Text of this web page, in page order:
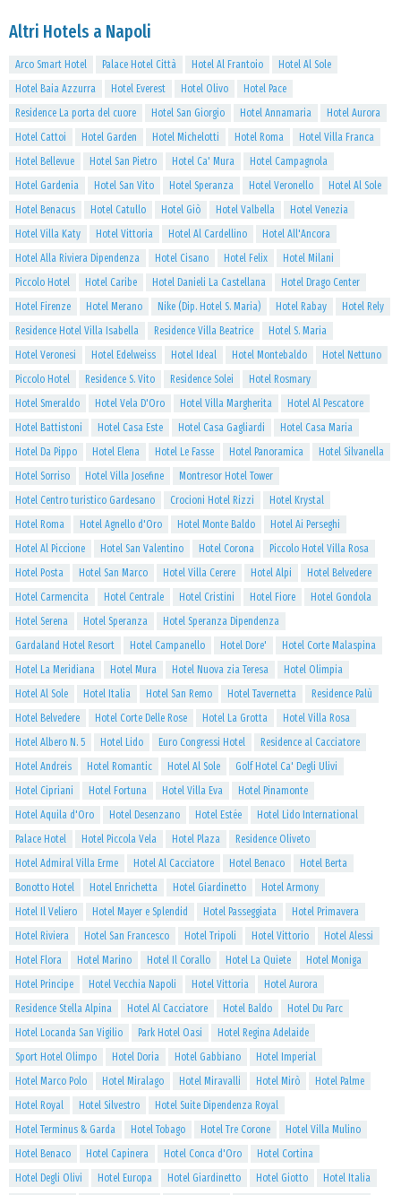
Altri Hotels a Napoli
Arco Smart Hotel Palace Hotel Città Hotel Al Frantoio
Hotel Al Sole
Hotel Baia Azzurra
Hotel Everest Hotel Olivo
Hotel Pace
Residence La porta del cuore
Hotel San Giorgio Hotel Annamaria
Hotel Aurora
Hotel Cattoi
Hotel Garden Hotel Michelotti Hotel Roma
Hotel Villa Franca
Hotel Bellevue
Hotel San Pietro Hotel Ca' Mura
Hotel Campagnola
Hotel Gardenia
Hotel San Vito Hotel Speranza Hotel Veronello
Hotel Al Sole
Hotel Benacus
Hotel Catullo Hotel Giò Hotel Valbella
Hotel Venezia
Hotel Villa Katy
Hotel Vittoria Hotel Al Cardellino
Hotel All'Ancora
Hotel Alla Riviera Dipendenza
Hotel Cisano Hotel Felix
Hotel Milani
Piccolo Hotel
Hotel Caribe Hotel Danieli La Castellana
Hotel Drago Center
Hotel Firenze
Hotel Merano Nike (Dip. Hotel S. Maria) Hotel Rabay
Hotel Rely
Residence Hotel Villa Isabella
Residence Villa Beatrice
Hotel S. Maria
Hotel Veronesi
Hotel Edelweiss Hotel Ideal Hotel Montebaldo
Hotel Nettuno
Piccolo Hotel
Residence S. Vito Residence Solei
Hotel Rosmary
Hotel Smeraldo
Hotel Vela D'Oro Hotel Villa Margherita
Hotel Al Pescatore
Hotel Battistoni
Hotel Casa Este Hotel Casa Gagliardi
Hotel Casa Maria
Hotel Da Pippo
Hotel Elena Hotel Le Fasse Hotel Panoramica
Hotel Silvanella
Hotel Sorriso
Hotel Villa Josefine
Montresor Hotel Tower
Hotel Centro turistico Gardesano
Crocioni Hotel Rizzi
Hotel Krystal
Hotel Roma
Hotel Agnello d'Oro Hotel Monte Baldo
Hotel Ai Perseghi
Hotel Al Piccione
Hotel San Valentino Hotel Corona
Piccolo Hotel Villa Rosa
Hotel Posta
Hotel San Marco Hotel Villa Cerere Hotel Alpi
Hotel Belvedere
Hotel Carmencita
Hotel Centrale Hotel Cristini Hotel Fiore
Hotel Gondola
Hotel Serena
Hotel Speranza
Hotel Speranza Dipendenza
Gardaland Hotel Resort
Hotel Campanello Hotel Dore'
Hotel Corte Malaspina
Hotel La Meridiana
Hotel Mura Hotel Nuova zia Teresa
Hotel Olimpia
Hotel Al Sole
Hotel Italia Hotel San Remo Hotel Tavernetta
Residence Palù
Hotel Belvedere
Hotel Corte Delle Rose Hotel La Grotta
Hotel Villa Rosa
Hotel Albero N. 5
Hotel Lido Euro Congressi Hotel
Residence al Cacciatore
Hotel Andreis
Hotel Romantic Hotel Al Sole
Golf Hotel Ca' Degli Ulivi
Hotel Cipriani
Hotel Fortuna Hotel Villa Eva
Hotel Pinamonte
Hotel Aquila d'Oro
Hotel Desenzano Hotel Estée
Hotel Lido International
Palace Hotel
Hotel Piccola Vela Hotel Plaza
Residence Oliveto
Hotel Admiral Villa Erme
Hotel Al Cacciatore Hotel Benaco
Hotel Berta
Bonotto Hotel
Hotel Enrichetta Hotel Giardinetto
Hotel Armony
Hotel Il Veliero
Hotel Mayer e Splendid Hotel Passeggiata
Hotel Primavera
Hotel Riviera
Hotel San Francesco Hotel Tripoli Hotel Vittorio
Hotel Alessi
Hotel Flora
Hotel Marino Hotel Il Corallo Hotel La Quiete
Hotel Moniga
Hotel Principe
Hotel Vecchia Napoli Hotel Vittoria
Hotel Aurora
Residence Stella Alpina
Hotel Al Cacciatore Hotel Baldo
Hotel Du Parc
Hotel Locanda San Vigilio
Park Hotel Oasi
Hotel Regina Adelaide
Sport Hotel Olimpo
Hotel Doria Hotel Gabbiano
Hotel Imperial
Hotel Marco Polo
Hotel Miralago Hotel Miravalli Hotel Mirò
Hotel Palme
Hotel Royal
Hotel Silvestro
Hotel Suite Dipendenza Royal
Hotel Terminus & Garda
Hotel Tobago Hotel Tre Corone
Hotel Villa Mulino
Hotel Benaco
Hotel Capinera Hotel Conca d'Oro
Hotel Cortina
Hotel Degli Olivi
Hotel Europa Hotel Giardinetto Hotel Giotto Hotel Italia